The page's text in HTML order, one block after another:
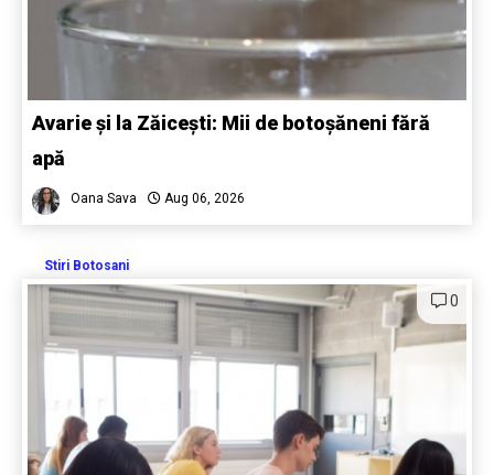
Avarie și la Zăicești: Mii de botoșăneni fără
apă
Oana Sava Aug 06, 2026
Stiri Botosani
0